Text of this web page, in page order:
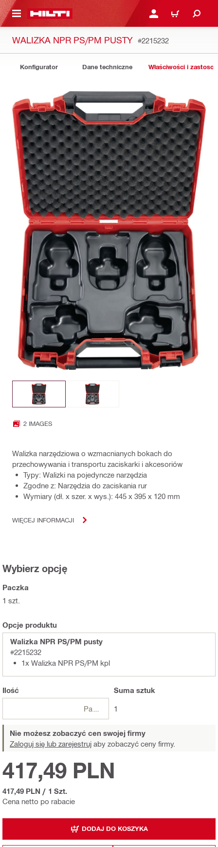
GŁÓWNEJ ZALOGUJ SIĘ LUB
KOSZYK
WALIZKA NPR PS/PM PUSTY #2215232
Konfigurator Dane techniczne Właściwości i
2 IMAGES
Walizka narzędziowa o wzmacnianych bokach do
przechowywania i transportu zaciskarki i akcesoriów
Typy: Walizki na pojedyncze narzędzia
Zgodne z: Narzędzia do zaciskania rur
Wymiary (dł. x szer. x wys.): 445 x 395 x 120 mm
WIĘCEJ INFORMACJI
Wybierz opcję
Paczka
1 szt.
Opcje produktu
Walizka NPR PS/PM pusty
#2215232
1x Walizka NPR PS/PM kpl
Ilość Suma sztuk
1
Nie możesz zobaczyć cen swojej firmy
Zaloguj się lub zarejestruj aby zobaczyć ceny firmy.
Cena netto po rabacie
417,49 PLN
417,49 PLN / 1 Szt.
DODAJ DO KOSZYKA